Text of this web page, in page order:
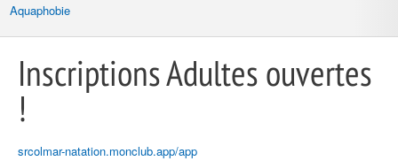
Aquaphobie
Inscriptions Adultes ouvertes
!
srcolmar-natation.monclub.app/app